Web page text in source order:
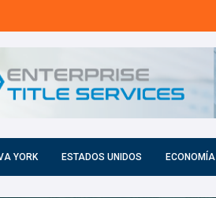
YORK ESTADOS UNIDOS ECONOMÍA